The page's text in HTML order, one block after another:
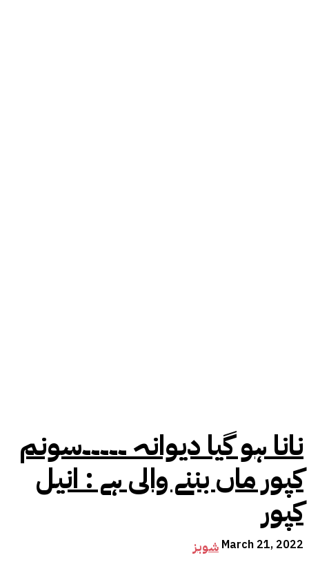
نانا ہو گیا دیوانہ ۔۔۔۔۔سونم
کپور ماں بننے والی ہے : انیل
کپور
شوبز March 21, 2022